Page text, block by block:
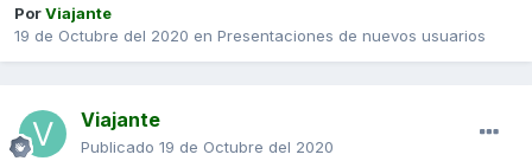
PorViajante
19 de Octubre del 2020 en Presentaciones de nuevos usuarios
Viajante
Publicado 19 de Octubre del 2020